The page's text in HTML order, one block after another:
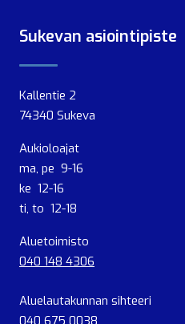
Sukevan asiointipiste
Kallentie 2
74340 Sukeva
Aukioloajat
ma, pe 9-16
ke 12-16
ti, to 12-18
Aluetoimisto
040 148 4306
Aluelautakunnan sihteeri
040 675 0038